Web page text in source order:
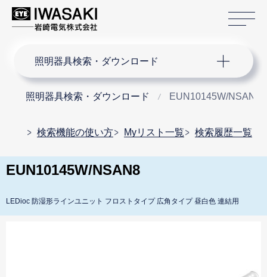
照明器具検索・ダウンロード
照明器具検索・ダウンロード EUN10145W/NSAN8
検索機能の使い方 Myリスト一覧 検索履歴一覧
EUN10145W/NSAN8
LEDioc 防湿形ラインユニット フロストタイプ 広角タイプ 昼白色 連結用